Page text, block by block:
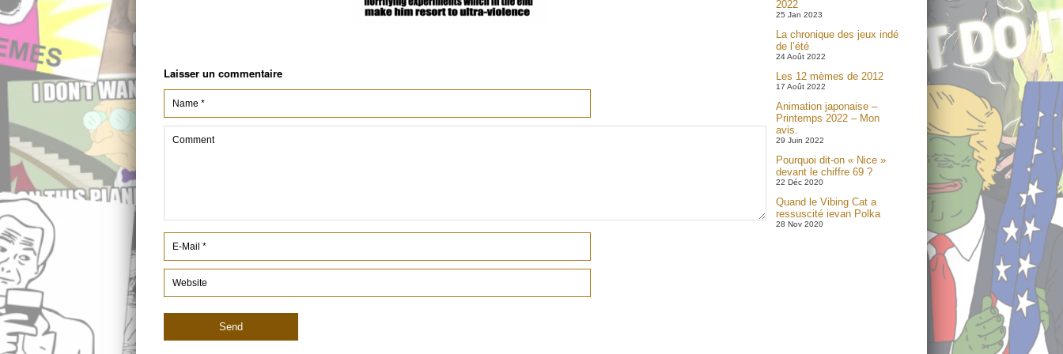
Laisser un commentaire
2022
25 Jan 2023
La chronique des jeux indé
de l’été
24 Août 2022
Les 12 mèmes de 2012
17 Août 2022
Animation japonaise –
Printemps 2022 – Mon
avis.
29 Juin 2022
Pourquoi dit-on « Nice »
devant le chiffre 69 ?
22 Déc 2020
Quand le Vibing Cat a
ressuscité ievan Polka
28 Nov 2020